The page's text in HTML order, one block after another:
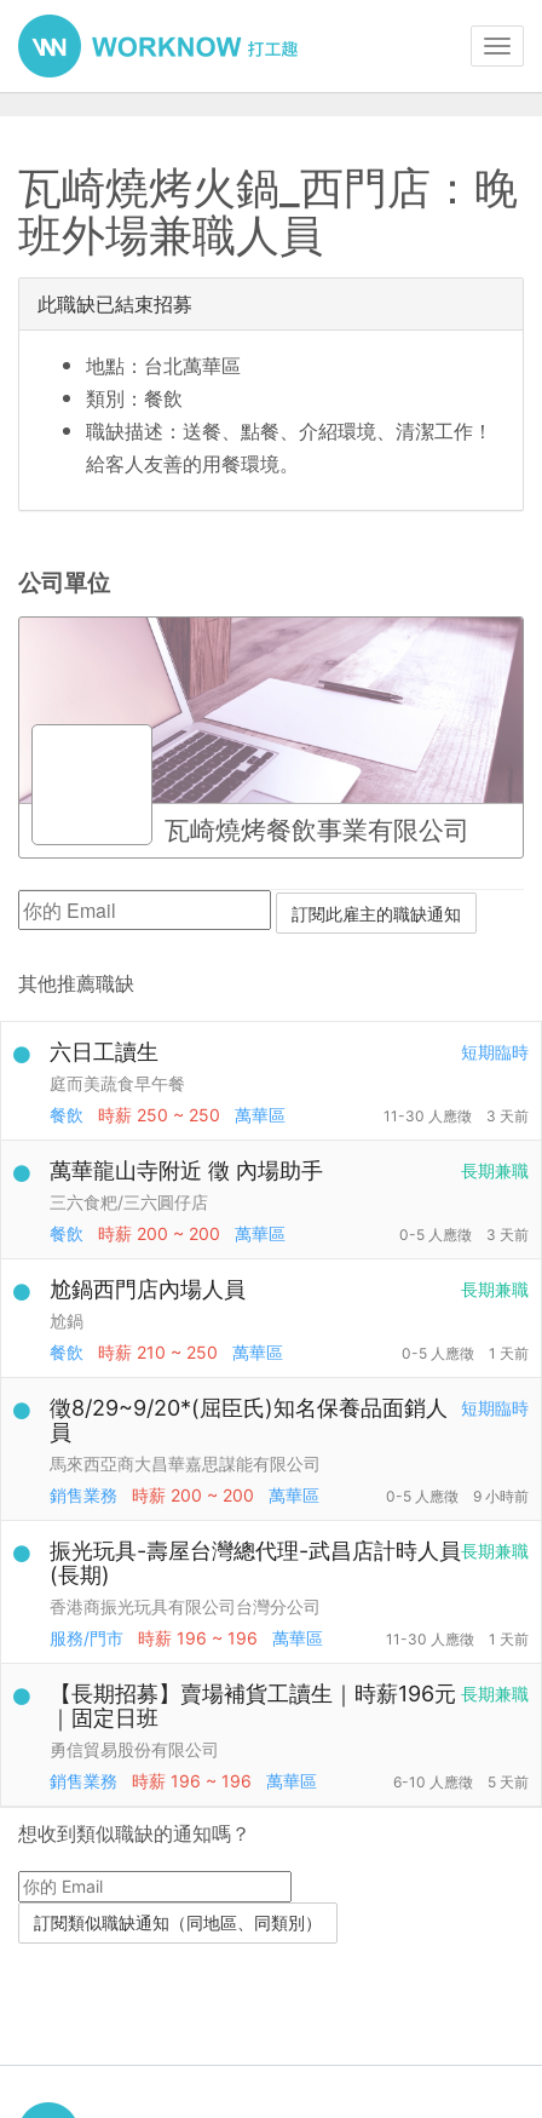
瓦崎燒烤火鍋_西門店：晚
班外場兼職人員
此職缺已結束招募
地點：台北萬華區
類別：餐飲
職缺描述：送餐、點餐、介紹環境、清潔工作！
給客人友善的用餐環境。
公司單位
瓦崎燒烤餐飲事業有限公司
其他推薦職缺
短期臨時
六日工讀生
庭而美蔬食早午餐
餐飲
時薪 250 ~ 250 萬華區 11-30 人應徵 3 天前
長期兼職
萬華龍山寺附近 徵 內場助手
三六食粑/三六圓仔店
餐飲
時薪 200 ~ 200 萬華區 0-5 人應徵 3 天前
長期兼職
尬鍋西門店內場人員
尬鍋
餐飲
時薪 210 ~ 250 萬華區 0-5 人應徵 1 天前
短期臨時
徵8/29~9/20*(屈臣氏)知名保養品面銷人
員
馬來西亞商大昌華嘉思謀能有限公司
銷售業務
時薪 200 ~ 200 萬華區 0-5 人應徵 9 小時前
長期兼職
振光玩具-壽屋台灣總代理-武昌店計時人員
(長期)
香港商振光玩具有限公司台灣分公司
服務/門市
時薪 196 ~ 196 萬華區 11-30 人應徵 1 天前
長期兼職
【長期招募】賣場補貨工讀生｜時薪196元
｜固定日班
勇信貿易股份有限公司
銷售業務
時薪 196 ~ 196 萬華區 6-10 人應徵 5 天前
想收到類似職缺的通知嗎？